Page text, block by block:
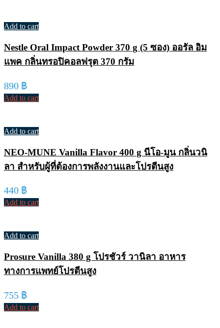
Add to cart
Nestle Oral Impact Powder 370 g (5 ซอง) ออรัล อิม
แพค กลิ่นทรอปิคอลฟรุต 370 กรัม
890 ฿
Add to cart
Add to cart
NEO-MUNE Vanilla Flavor 400 g นีโอ-มูน กลิ่นวนิ
ลา สำหรับผู้ที่ต้องการพลังงานและโปรตีนสูง
440 ฿
Add to cart
Add to cart
Prosure Vanilla 380 g โปรชัวร์ วานิลา อาหาร
ทางการแพทย์โปรตีนสูง
755 ฿
Add to cart